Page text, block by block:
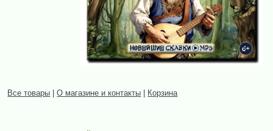
Все товары |О магазине и контакты Корзина